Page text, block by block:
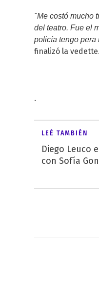
"Me costó mucho
del teatro. Fue el
policía tengo pera
finalizó la vedette.
.
LEÉ TAMBIÉN
Diego Leuco
con Sofía